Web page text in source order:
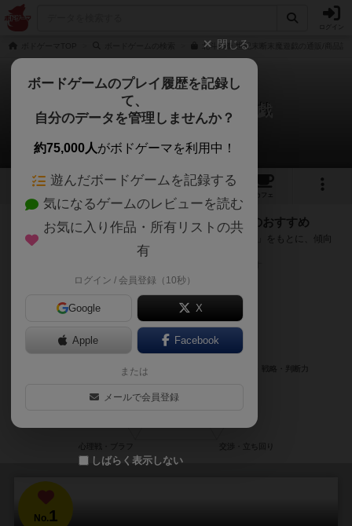
北斗の拳 世紀末断末魔遊戯の通販/商品詳
北斗の拳 世紀末断末魔遊戯
次のおすすめボードゲーム
1 3
カフェ
『北斗の拳 世紀末断末魔遊戯』が好きな方へのおすすめ
このゲームのトップページで投票された「プレイ感の評価」をもとに、傾向
が近いボードゲームをランキング形式で紹介します。
No.1
閉じる
ボードゲームのプレイ履歴を記録し
て、
自分のデータを管理しませんか？
約75,000人がボドゲーマを利用中！
遊んだボードゲームを記録する
気になるゲームのレビューを読む
お気に入り作品・所有リストの共
有
ログイン / 会員登録（10秒）
Google X
Apple Facebook
または
メールで会員登録
しばらく表示しない